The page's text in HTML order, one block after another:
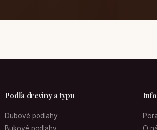
Podľa dreviny a typu
Dubové podlahy
Bukové podlahy
Info
O